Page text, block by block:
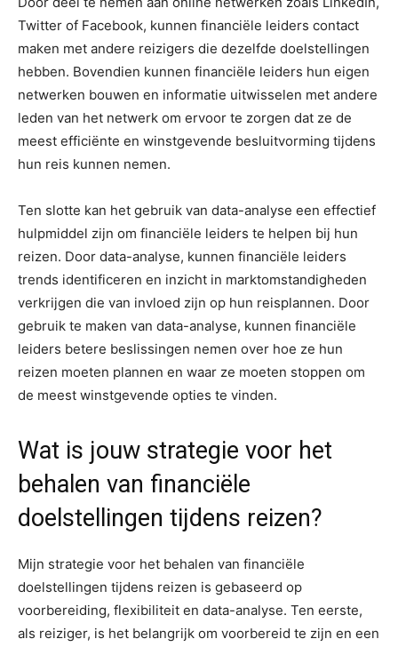
Twitter of Facebook, kunnen financiële leiders contact
maken met andere reizigers die dezelfde doelstellingen
hebben. Bovendien kunnen financiële leiders hun eigen
netwerken bouwen en informatie uitwisselen met andere
leden van het netwerk om ervoor te zorgen dat ze de
meest efficiënte en winstgevende besluitvorming tijdens
hun reis kunnen nemen.
Ten slotte kan het gebruik van data-analyse een effectief
hulpmiddel zijn om financiële leiders te helpen bij hun
reizen. Door data-analyse, kunnen financiële leiders
trends identificeren en inzicht in marktomstandigheden
verkrijgen die van invloed zijn op hun reisplannen. Door
gebruik te maken van data-analyse, kunnen financiële
leiders betere beslissingen nemen over hoe ze hun
reizen moeten plannen en waar ze moeten stoppen om
de meest winstgevende opties te vinden.
Wat is jouw strategie voor het
behalen van financiële
doelstellingen tijdens reizen?
Mijn strategie voor het behalen van financiële
doelstellingen tijdens reizen is gebaseerd op
voorbereiding, flexibiliteit en data-analyse. Ten eerste,
als reiziger, is het belangrijk om voorbereid te zijn en een